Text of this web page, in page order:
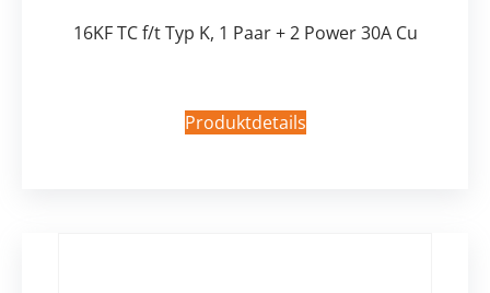
16KF TC f/t Typ K, 1 Paar + 2 Power 30A Cu
Produktdetails